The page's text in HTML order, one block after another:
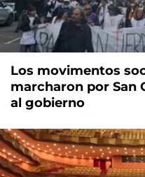
Los movimentos
marcharon por San
al gobierno